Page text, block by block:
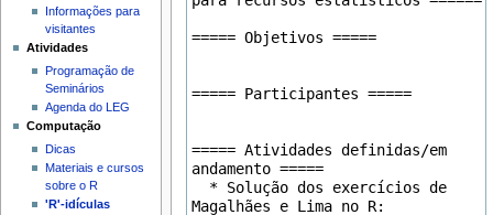
Informações para
visitantes
Atividades
Programação de
Seminários
Agenda do LEG
Computação
Dicas
Materiais e cursos
sobre o R
'R'-idículas